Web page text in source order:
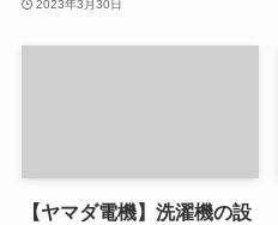
2023年3月30日
【ヤマダ電機】洗濯機の設